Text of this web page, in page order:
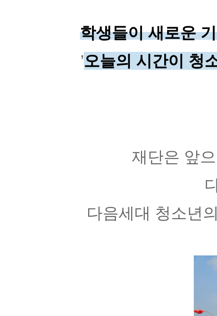
학생들이 새로운
’오늘의 시간이 청
재단은 앞
다음세대 청소년